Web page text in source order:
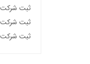
ثبت شرکت
ثبت شرکت
ثبت شرکت